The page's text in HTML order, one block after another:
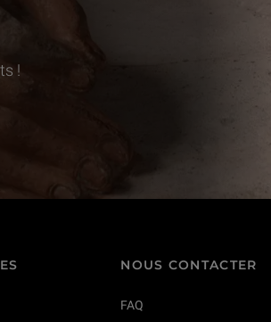
!
NOUS CONTACTER
FAQ